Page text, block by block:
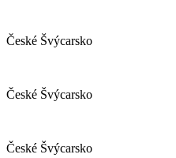
České Švýcarsko
České Švýcarsko
České Švýcarsko